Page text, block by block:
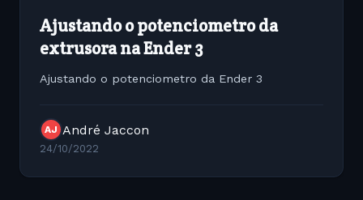
Ajustando o potenciometro da
extrusora na Ender 3
Ajustando o potenciometro da Ender 3
AJ André Jaccon
24/10/2022